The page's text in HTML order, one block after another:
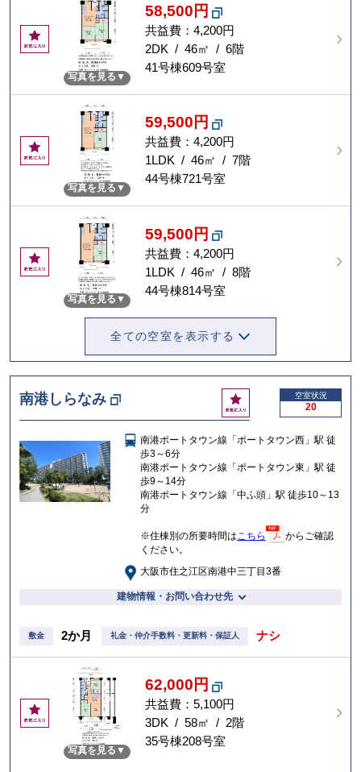
お
気
り
写真を見る
58,500円
共益費：4,200円
2DK / 46㎡ / 6階
41号棟609号室
お
気
り
写真を見る
59,500円
共益費：4,200円
1LDK / 46㎡ / 7階
44号棟721号室
お
気
写真を見る
59,500円
共益費：4,200円
1LDK / 46㎡ / 8階
44号棟814号室
全ての空室を表示する
南港しらなみ
お
気
入
空室状況
20
南港ポートタウン線「ポートタウン西」駅 徒
歩3～6分
南港ポートタウン線「ポートタウン東」駅 徒
歩9～14分
南港ポートタウン線「中ふ頭」駅 徒歩10～13
分
※住棟別の所要時間は こちら
からご確認
ください。
大阪市住之江区南港中三丁目3番
建物情報・お問い合わせ先
敷金 2か月 礼金・仲介手数料・更新料・保証人 ナシ
お
気
写真を見る
62,000円
共益費：5,100円
3DK / 58㎡ / 2階
35号棟208号室